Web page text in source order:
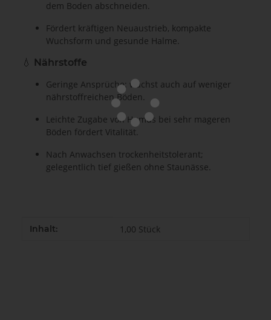
dem Boden abschneiden.
Fördert kräftigen Neuaustrieb, kompakte
Wuchsform und gesunde Halme.
💧
Nährstoffe
Geringe Ansprüche: wächst auch auf weniger
nährstoffreichen Böden.
Leichte Zugabe von Humus bei sehr mageren
Böden fördert Vitalität.
Nach Anwachsen trockenheitstolerant;
gelegentlich tief gießen ohne Staunässe.
Produkteigenschaft
Wert
Inhalt: 1,00 Stück